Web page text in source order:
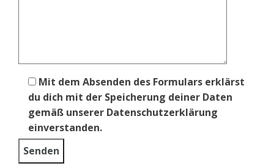
Mit dem Absenden des Formulars erklärst
du dich mit der Speicherung deiner Daten
gemäß unserer Datenschutzerklärung
einverstanden.